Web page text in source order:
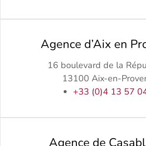
Agence d’Aix en
16 boulevard de la
13100 Aix-en-
+33 (0)4 13 57
Agence de